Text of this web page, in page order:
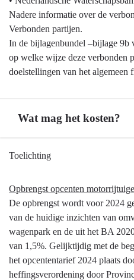
dekkingsmiddelen
Inzet
verbonden
partijen
Nadere informatie over de
Verbonden partijen.
In de bijlagenbundel –bijlage 9b
op welke wijze deze verbonden
doelstellingen van het algemeen
Wat mag het kosten?
Terug
navigatie
Algemene
dekkingsmiddelen
Wat
mag
Toelichting
Opbrengst opcenten
De opbrengst wordt voor 2024
van de huidige inzichten van
wagenpark en de uit het BA
van 1,5%. Gelijktijdig met de
het opcententarief 2024 plaats
heffingsverordening door